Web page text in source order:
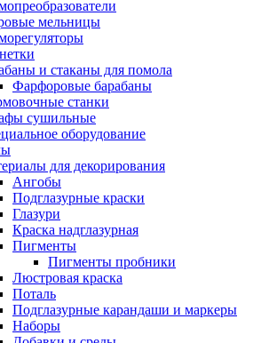
мельницы
и стаканы для помола
Фарфоровые барабаны
станки
сушильные
оборудование
для декорирования
Ангобы
Подглазурные краски
Глазури
Краска надглазурная
Пигменты
Пигменты пробники
Люстровая краска
Поталь
Подглазурные карандаши и маркеры
Наборы